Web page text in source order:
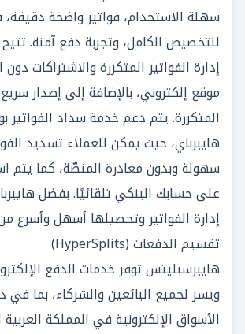
سهلة الاستخدام، فواتير واضحة دقيقة،
للتخصيص الكامل، وتجربة دفع آمنة. تتيح
إدارة الفواتير المتكررة والاشتراكات
موقع إلكتروني، بالإضافة إلى إصدار
المتكررة. يتم دعم خدمة سداد الفواتير
هايبرباي، حيث يمكن للعملاء تسديد
سهولة وبدون مغادرة المنصّة، كما يتم
على حسابك البنكي تلقائيًا. بفضل
إدارة الفواتير وتحصيلها أسهل وأسرع
تقسيم الدفعات (HyperSplits)
هايبرسبليتس توفر خدمات الدفع
ويسر لجميع البائعين والشركاء، بما
الأسواق الإلكترونية في المملكة